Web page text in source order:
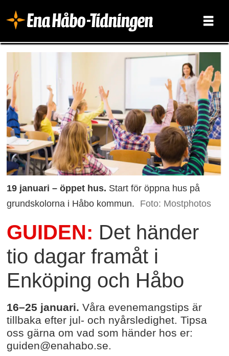
19 januari – öppet hus. Start för öppna hus på
grundskolorna i Håbo kommun.
Foto: Mostphotos
GUIDEN: Det händer
tio dagar framåt i
Enköping och Håbo
16–25 januari.Våra evenemangstips är
tillbaka efter jul- och nyårsledighet. Tipsa
oss gärna om vad som händer hos er:
guiden@enahabo.se.